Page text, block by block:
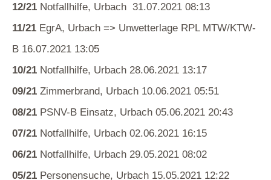
12/21 Notfallhilfe, Urbach 31.07.2021 08:13
11/21 EgrA, Urbach => Unwetterlage RPL MTW/KTW-
B 16.07.2021 13:05
10/21 Notfallhilfe, Urbach 28.06.2021 13:17
09/21 Zimmerbrand, Urbach 10.06.2021 05:51
08/21 PSNV-B Einsatz, Urbach 05.06.2021 20:43
07/21 Notfallhilfe, Urbach 02.06.2021 16:15
06/21 Notfallhilfe, Urbach 29.05.2021 08:02
05/21 Personensuche, Urbach 15.05.2021 12:22